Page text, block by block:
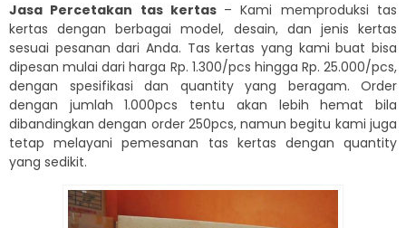
Jasa Percetakan tas kertas – Kami memproduksi tas
kertas dengan berbagai model, desain, dan jenis kertas
sesuai pesanan dari Anda. Tas kertas yang kami buat bisa
dipesan mulai dari harga Rp. 1.300/pcs hingga Rp. 25.000/pcs,
dengan spesifikasi dan quantity yang beragam. Order
dengan jumlah 1.000pcs tentu akan lebih hemat bila
dibandingkan dengan order 250pcs, namun begitu kami juga
tetap melayani pemesanan tas kertas dengan quantity
yang sedikit.